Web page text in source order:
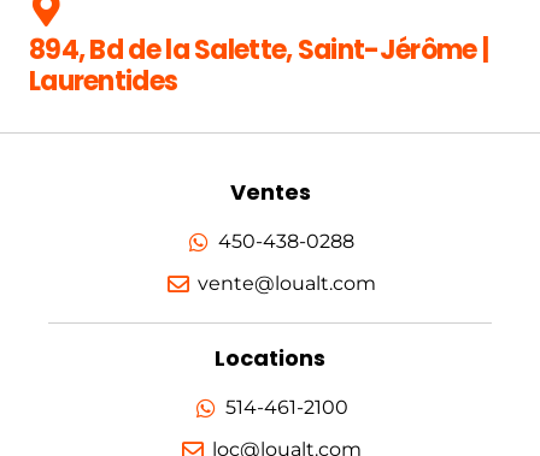
894, Bd de la Salette, Saint-Jérôme |
Laurentides
Ventes
450-438-0288
vente@loualt.com
Locations
514-461-2100
loc@loualt.com